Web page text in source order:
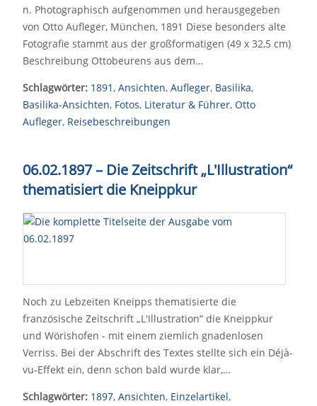
n. Photographisch aufgenommen und herausgegeben
von Otto Aufleger, München, 1891 Diese besonders alte
Fotografie stammt aus der großformatigen (49 x 32,5 cm)
Beschreibung Ottobeurens aus dem…
Schlagwörter: 1891, Ansichten, Aufleger, Basilika,
Basilika-Ansichten, Fotos, Literatur & Führer, Otto
Aufleger, Reisebeschreibungen
06.02.1897 – Die Zeitschrift „L'Illustration“
thematisiert die Kneippkur
Noch zu Lebzeiten Kneipps thematisierte die
französische Zeitschrift „L'Illustration“ die Kneippkur
und Wörishofen - mit einem ziemlich gnadenlosen
Verriss. Bei der Abschrift des Textes stellte sich ein Déjà-
vu-Effekt ein, denn schon bald wurde klar,…
Schlagwörter: 1897, Ansichten, Einzelartikel,